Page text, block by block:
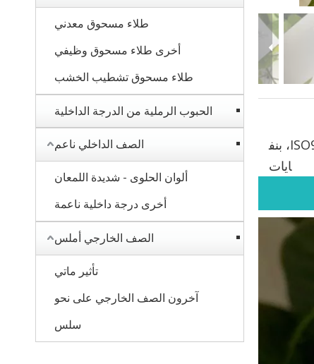
طلاء مسحوق معدني
أخرى طلاء مسحوق وظيفي
طلاء مسحوق تشطيب الخشب
الحبوب الرملية من الدرجة الداخلية
الصف الداخلي ناعم
ألوان الحلوى - شديدة اللمعان
أخرى درجة داخلية ناعمة
الصف الخارجي أملس
تأثير ماتي
آخرون الصف الخارجي على نحو
سلس
ISO9001، ISO14001، بنف
ايات